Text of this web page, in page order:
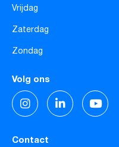
Vrijdag
Zaterdag
Zondag
Volg ons
Contact